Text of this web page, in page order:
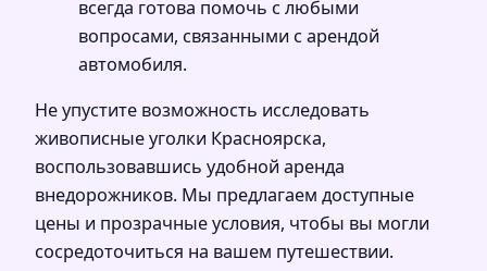
всегда готова помочь с любыми
вопросами, связанными с арендой
автомобиля.
Не упустите возможность исследовать
живописные уголки Красноярска,
воспользовавшись удобной аренда
внедорожников. Мы предлагаем доступные
цены и прозрачные условия, чтобы вы могли
сосредоточиться на вашем путешествии.